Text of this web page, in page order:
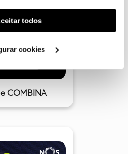
anúncios aos seus interesses
Pode gerir a
em "Configurar
todos
cookies
COMBINA